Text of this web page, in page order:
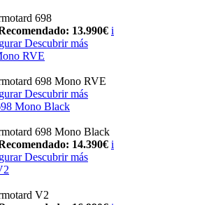
698
13.990€ i
Descubrir más
RVE
698 Mono RVE
Descubrir más
Mono Black
698 Mono Black
14.390€ i
Descubrir más
V2